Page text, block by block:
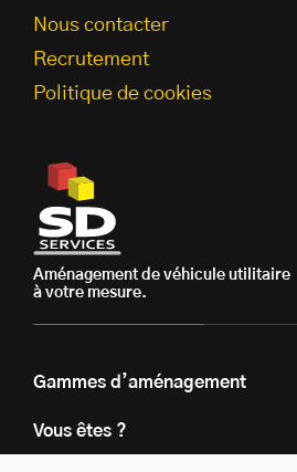
Nous contacter
Recrutement
Politique de cookies
Aménagement de véhicule utilitaire
à votre mesure.
Gammes d’aménagement
Vous êtes ?